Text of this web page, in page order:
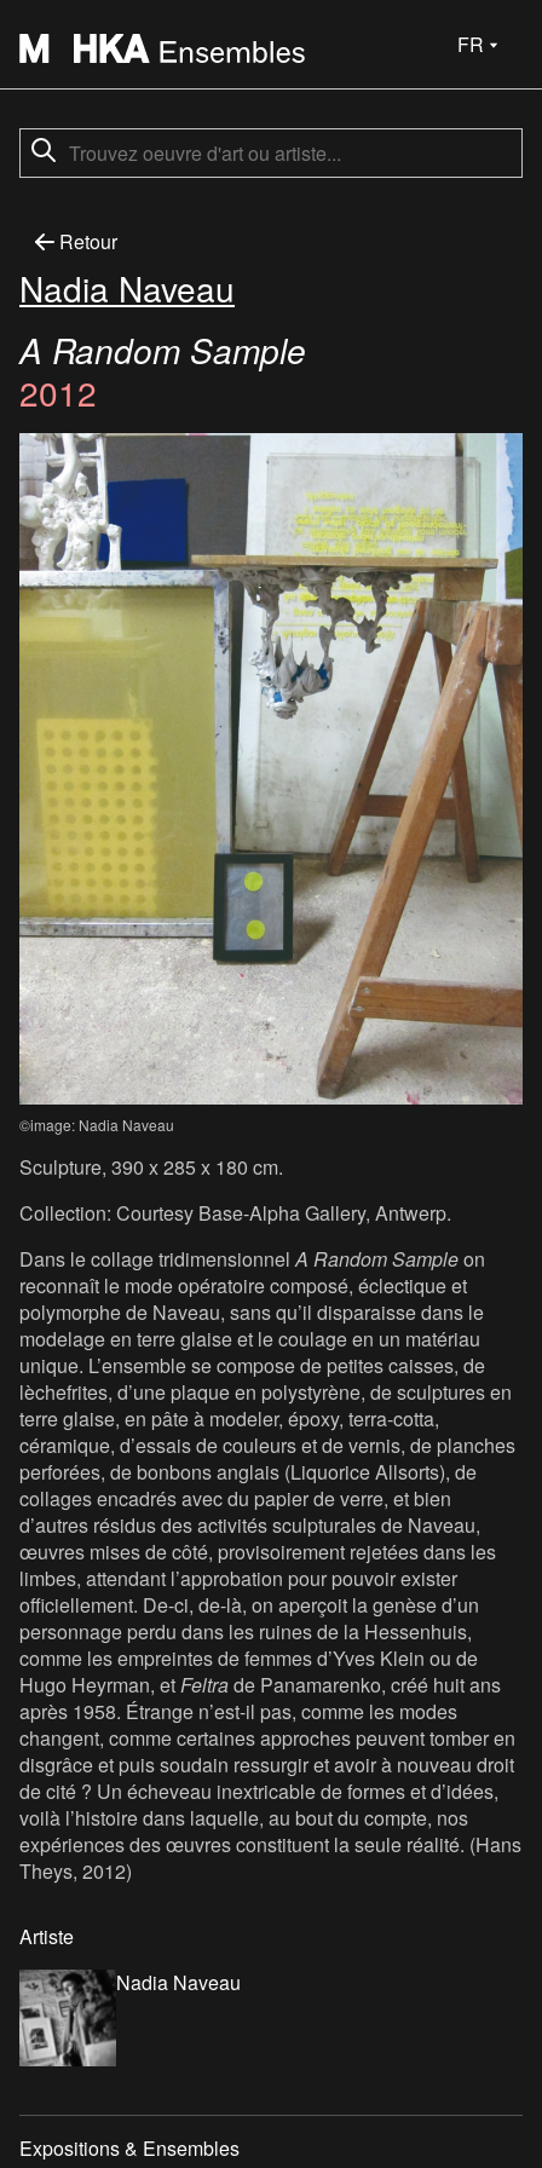
FR
Retour
Nadia Naveau
A Random Sample
2012
©image: Nadia Naveau
Sculpture, 390 x 285 x 180 cm.
Collection: Courtesy Base-Alpha Gallery, Antwerp.
Dans le collage tridimensionnelA Random Sampleon
reconnaît le mode opératoire composé, éclectique et
polymorphe de Naveau, sans qu’il disparaisse dans le
modelage en terre glaise et le coulage en un matériau
unique. L’ensemble se compose de petites caisses, de
lèchefrites, d’une plaque en polystyrène, de sculptures en
terre glaise, en pâte à modeler, époxy, terra-cotta,
céramique, d’essais de couleurs et de vernis, de planches
perforées, de bonbons anglais (Liquorice Allsorts), de
collages encadrés avec du papier de verre, et bien
d’autres résidus des activités sculpturales de Naveau,
œuvres mises de côté, provisoirement rejetées dans les
limbes, attendant l’approbation pour pouvoir exister
officiellement. De-ci, de-là, on aperçoit la genèse d’un
personnage perdu dans les ruines de la Hessenhuis,
comme les empreintes de femmes d’Yves Klein ou de
Hugo Heyrman, etFeltrade Panamarenko, créé huit ans
après 1958. Étrange n’est-il pas, comme les modes
changent, comme certaines approches peuvent tomber en
disgrâce et puis soudain ressurgir et avoir à nouveau droit
de cité ? Un écheveau inextricable de formes et d’idées,
voilà l’histoire dans laquelle, au bout du compte, nos
expériences des œuvres constituent la seule réalité. (Hans
Theys, 2012)
Artiste
Nadia Naveau
Expositions & Ensembles